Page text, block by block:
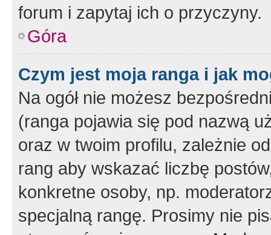
forum i zapytaj ich o przyczyny.
Góra
Czym jest moja ranga i jak
Na ogół nie możesz
(ranga pojawia się pod nazwą
oraz w twoim profilu, zależnie
rang aby wskazać liczbę
konkretne osoby, np.
specjalną rangę. Prosimy nie